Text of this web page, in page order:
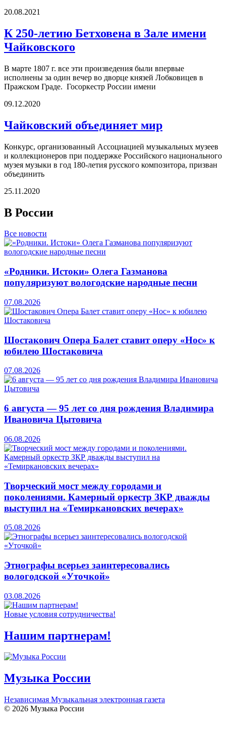
20.08.2021
К 250-летию Бетховена в Зале имени
Чайковского
В марте 1807 г. все эти произведения были впервые
исполнены за один вечер во дворце князей Лобковицев в
Пражском Граде. Госоркестр России имени
09.12.2020
Чайковский объединяет мир
Конкурс, организованный Ассоциацией музыкальных музеев
и коллекционеров при поддержке Российского национального
музея музыки в год 180-летия русского композитора, призван
объединить
25.11.2020
В России
Все новости
«Родники. Истоки» Олега Газманова
популяризуют вологодские народные песни
07.08.2026
Шостакович Опера Балет ставит оперу «Нос» к
юбилею Шостаковича
07.08.2026
6 августа — 95 лет со дня рождения Владимира
Ивановича Цытовича
06.08.2026
Творческий мост между городами и
поколениями. Камерный оркестр ЗКР дважды
выступил на «Темиркановских вечерах»
05.08.2026
Этнографы всерьез заинтересовались
вологодской «Уточкой»
03.08.2026
Новые условия сотрудничества!
Нашим партнерам!
Музыка России
Независимая Музыкальная электронная газета
© 2026 Музыка России